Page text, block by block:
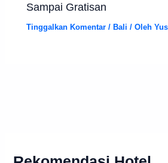
Sampai Gratisan
Tinggalkan Komentar / Bali / Oleh